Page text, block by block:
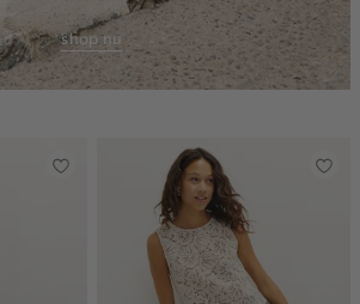
shop nu